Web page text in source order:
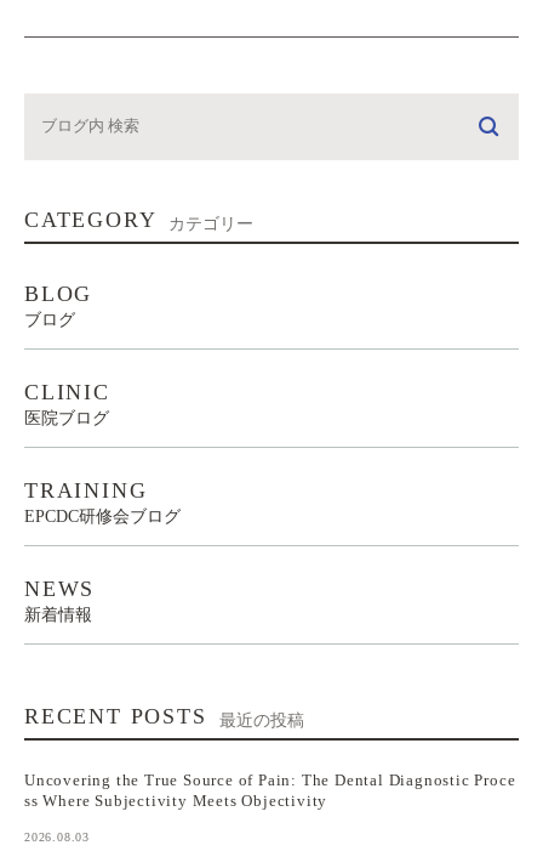
CATEGORY カテゴリー
BLOG
ブログ
CLINIC
医院ブログ
TRAINING
EPCDC研修会ブログ
NEWS
新着情報
RECENT POSTS 最近の投稿
Uncovering the True Source of Pain: The Dental Diagnostic Proce
ss Where Subjectivity Meets Objectivity
2026.08.03